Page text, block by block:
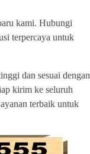
kami. Hubungi
terpercaya untuk
dan sesuai dengan
kirim ke seluruh
terbaik untuk